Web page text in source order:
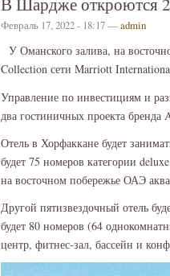
Февраль 17, 2022 - 18:17 —admin
У Оманского залива, на
Collection сети Marriott
Управление по инвестициям и
два гостиничных проекта
Отель в Хорфаккане будет
будет 75 номеров категории
на восточном побережье ОАЭ
Другой пятизвездочный отель
будет 80 номеров (64
центр, фитнес-зал, бассейн и